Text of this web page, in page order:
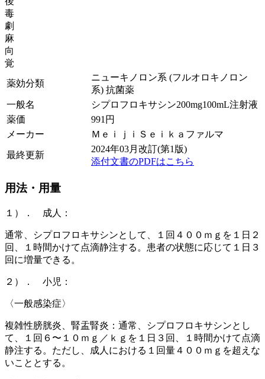
毒
劇
麻
向
覚
薬効分類
ニューキノロン系 (フルオロキノロン
系) 抗菌薬
一般名
シプロフロキサシン200mg100mL注射液
薬価
991 円
メーカー
ＭｅｉｊｉＳｅｉｋａファルマ
最終更新
2024年03月改訂(第1版)
添付文書のPDFはこちら
用法・用量
１）． 成人：
通常、シプロフロキサシンとして、１回４００ｍｇを１日２
回、１時間かけて点滴静注する。患者の状態に応じて１日３
回に増量できる。
２）． 小児：
〈一般感染症〉
複雑性膀胱炎、腎盂腎炎：通常、シプロフロキサシンとし
て、１回６〜１０ｍｇ／ｋｇを１日３回、１時間かけて点滴
静注する。ただし、成人における１回量４００ｍｇを超えな
いこととする。